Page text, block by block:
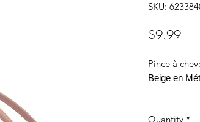
SKU:
$9.99Price
Pince à
Beige en
Quantity *